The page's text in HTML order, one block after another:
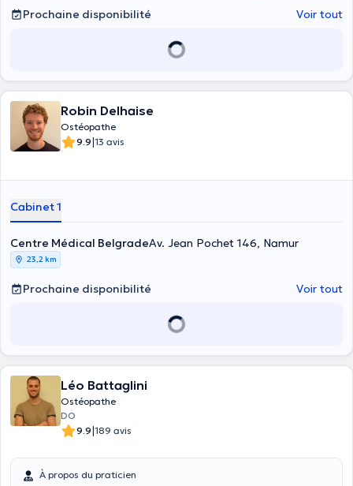
Prochaine disponibilité Voir tout
Robin Delhaise
Ostéopathe
9.9|13 avis
Cabinet 1
Centre Médical BelgradeAv. Jean Pochet 146, Namur
23,2 km
Prochaine disponibilité Voir tout
Léo Battaglini
Ostéopathe
DO
9.9|189 avis
À propos du praticien